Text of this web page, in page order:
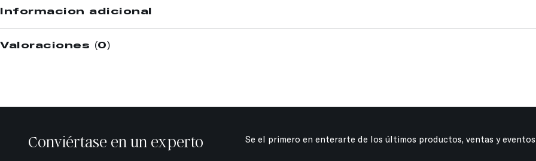
Información adicional
Valoraciones (0)
Conviértase en un experto Se el primero en enterarte de los últimos productos, ventas y